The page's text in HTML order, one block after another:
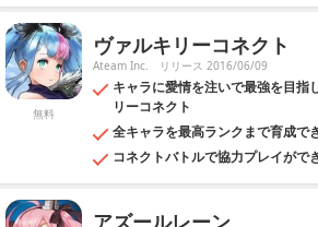
無料
ヴァルキリーコネクト
Ateam Inc. リリース 2016/06/09
キャラに愛情を注いで最強を目指
リーコネクト
全キャラを最高ランクまで育成で
コネクトバトルで協力プレイがで
アズールレーン